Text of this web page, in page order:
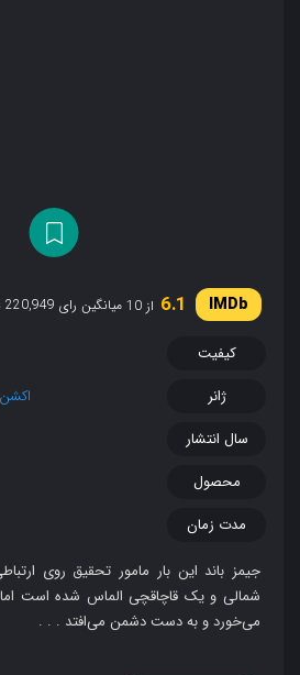
6.1 از 10 میانگین رای 220,949 نفر
کیفیت
ژانر
اکشن
سال انتشار
محصول
مدت زمان
جیمز باند این بار مامور تحقیق روی
شمالی و یک قاچاقچی الماس شده است
می‌خورد و به دست دشمن می‌افتد . . .